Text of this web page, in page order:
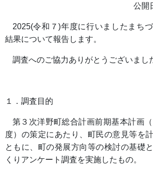
公開
2025(令和７)年度に行いましたまち
結果について報告します。
調査へのご協力ありがとうございまし
１．調査目的
第３次洋野町総合計画前期基本計画
度）の策定にあたり、町民の意見等を
ともに、町の発展方向等の検討の基礎
くりアンケート調査を実施したもの。